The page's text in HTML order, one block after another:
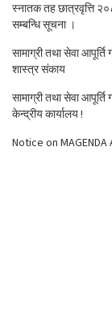
स्नातक तह छात्रवृत्ति
सम्बन्धि सूचना ।
सामाग्री तथा सेवा आपूर्ति
शास्त्र संकाय
सामाग्री तथा सेवा आपूर्ति
केन्द्रीय कार्यालय !
Notice on